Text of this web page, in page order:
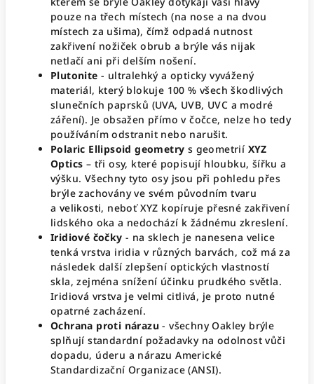
pouze na třech místech (na nose a na dvou
místech za ušima), čímž odpadá nutnost
zakřivení nožiček obrub a brýle vás nijak
netlačí ani při delším nošení.
Plutonite - ultralehký a opticky vyvážený
materiál, který blokuje 100 % všech škodlivých
slunečních paprsků (UVA, UVB, UVC a modré
záření). Je obsažen přímo v čočce, nelze ho tedy
používáním odstranit nebo narušit.
Polaric Ellipsoid geometry s geometrií XYZ
Optics – tři osy, které popisují hloubku, šířku a
výšku. Všechny tyto osy jsou při pohledu přes
brýle zachovány ve svém původním tvaru
a velikosti, neboť XYZ kopíruje přesné zakřivení
lidského oka a nedochází k žádnému zkreslení.
Iridiové čočky - na sklech je nanesena velice
tenká vrstva iridia v různých barvách, což má za
následek další zlepšení optických vlastností
skla, zejména snížení účinku prudkého světla.
Iridiová vrstva je velmi citlivá, je proto nutné
opatrné zacházení.
Ochrana proti nárazu - všechny Oakley brýle
splňují standardní požadavky na odolnost vůči
dopadu, úderu a nárazu Americké
Standardizační Organizace (ANSI).